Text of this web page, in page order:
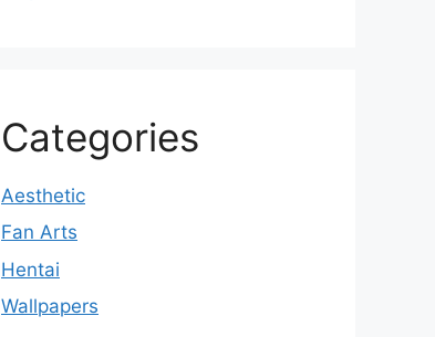
Categories
Aesthetic
Fan Arts
Hentai
Wallpapers